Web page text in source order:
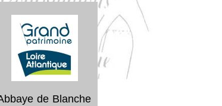
de Blanche